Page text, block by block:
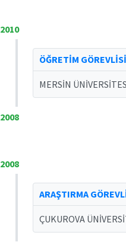
2010
ÖĞRETİM
MERSİN
2008
2008
ARAŞTIRMA
ÇUKUROVA